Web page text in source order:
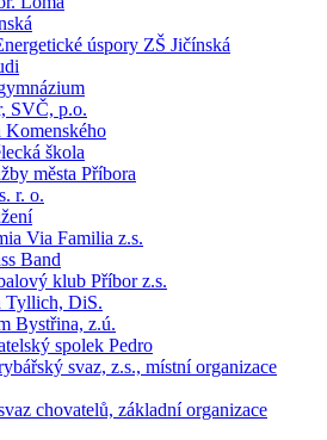
úspory ZŠ Jičínská
SVČ, p.o.
škola
města Příbora
r. o.
Via Familia z.s.
Band
klub Příbor z.s.
Tyllich, DiS.
Bystřina, z.ú.
spolek Pedro
svaz, z.s., místní organizace
chovatelů, základní organizace